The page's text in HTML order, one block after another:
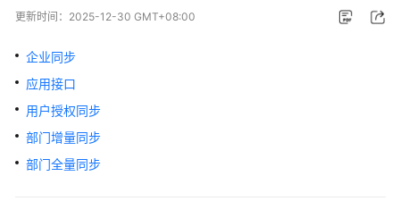
介
户
指
南
商
更新时间： 2025-12-30 GMT+08:00
企业同步
应用接口
用户授权同步
部门增量同步
部门全量同步